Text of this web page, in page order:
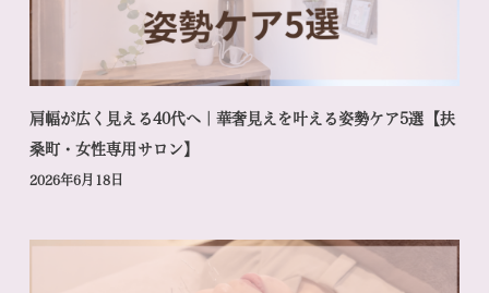
肩幅が広く見える40代へ｜華奢見えを叶える姿勢ケア5選【扶
桑町・女性専用サロン】
2026年6月18日